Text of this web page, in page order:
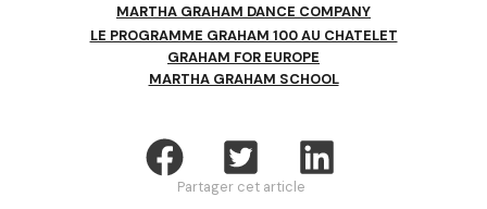
MARTHA GRAHAM DANCE COMPANY
LE PROGRAMME GRAHAM 100 AU CHATELET
GRAHAM FOR EUROPE
MARTHA GRAHAM SCHOOL
Partager cet article